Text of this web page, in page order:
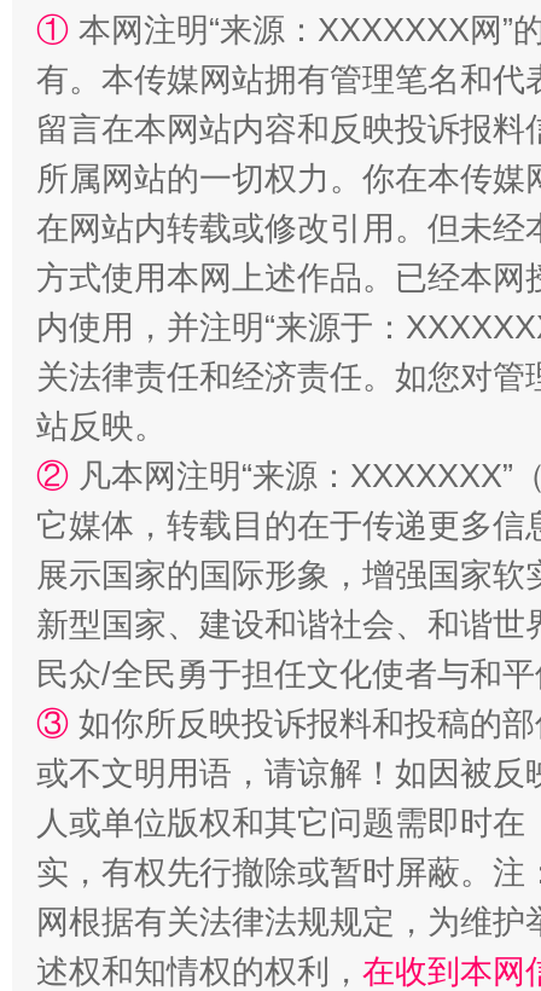
解纷+调解+退费，一次搞定
站台名比不上好声名
漫山遍野的桃花与雪山、麦地、白藏房 除
招工难、用工荒背后
① 本网注明“来源：XXXXXXX网”
有。本传媒网站拥有管理笔名和
留言在本网站内容和反映投诉报
所属网站的一切权力。你在本传
在网站内转载或修改引用。但未
方式使用本网上述作品。已经本
内使用，并注明“来源于：
关法律责任和经济责任。如您对
站反映。
② 凡本网注明“来源：
它媒体，转载目的在于传递更多
展示国家的国际形象，增强国家
新型国家、建设和谐社会、和谐
民众/全民勇于担任文化使者与和
③ 如你所反映投诉报料和投稿的
或不文明用语，请谅解！如因被
人或单位版权和其它问题需即时在
实，有权先行撤除或暂时屏蔽。
网根据有关法律法规规定，为维
述权和知情权的权利， 在收到本网